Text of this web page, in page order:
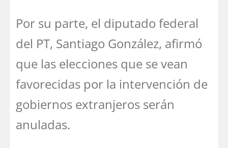
Por su parte, el diputado federal
del PT, Santiago González, afirmó
que las elecciones que se vean
favorecidas por la intervención de
gobiernos extranjeros serán
anuladas.